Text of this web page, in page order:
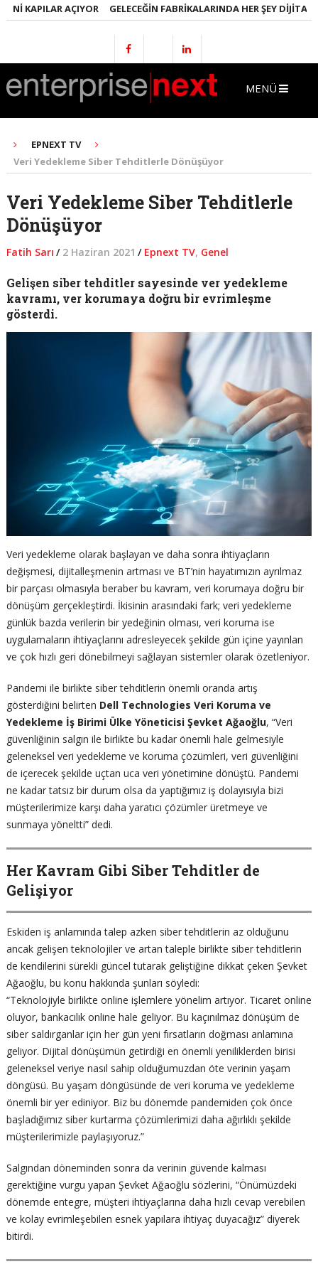
KAPILAR AÇIYOR GELECEĞIN FABRIKALARINDA HER ŞEY DIJITAL
MENÜ
EPNEXT TV
Veri Yedekleme Siber Tehditlerle Dönüşüyor
Veri Yedekleme Siber Tehditlerle
Dönüşüyor
Fatih Sarı / 2 Haziran 2021 / Epnext TV, Genel
Gelişen siber tehditler sayesinde ver yedekleme
kavramı, ver korumaya doğru bir evrimleşme
gösterdi.
Veri yedekleme olarak başlayan ve daha sonra ihtiyaçların
değişmesi, dijitalleşmenin artması ve BT’nin hayatımızın ayrılmaz
bir parçası olmasıyla beraber bu kavram, veri korumaya doğru bir
dönüşüm gerçekleştirdi. İkisinin arasındaki fark; veri yedekleme
günlük bazda verilerin bir yedeğinin olması, veri koruma ise
uygulamaların ihtiyaçlarını adresleyecek şekilde gün içine yayınlan
ve çok hızlı geri dönebilmeyi sağlayan sistemler olarak özetleniyor.
Pandemi ile birlikte siber tehditlerin önemli oranda artış
gösterdiğini belirten Dell Technologies Veri Koruma ve
Yedekleme İş Birimi Ülke Yöneticisi Şevket Ağaoğlu, “Veri
güvenliğinin salgın ile birlikte bu kadar önemli hale gelmesiyle
geleneksel veri yedekleme ve koruma çözümleri, veri güvenliğini
de içerecek şekilde uçtan uca veri yönetimine dönüştü. Pandemi
ne kadar tatsız bir durum olsa da yaptığımız iş dolayısıyla bizi
müşterilerimize karşı daha yaratıcı çözümler üretmeye ve
sunmaya yöneltti” dedi.
Her Kavram Gibi Siber Tehditler de
Gelişiyor
Eskiden iş anlamında talep azken siber tehditlerin az olduğunu
ancak gelişen teknolojiler ve artan taleple birlikte siber tehditlerin
de kendilerini sürekli güncel tutarak geliştiğine dikkat çeken Şevket
Ağaoğlu, bu konu hakkında şunları söyledi:
“Teknolojiyle birlikte online işlemlere yönelim artıyor. Ticaret online
oluyor, bankacılık online hale geliyor. Bu kaçınılmaz dönüşüm de
siber saldırganlar için her gün yeni fırsatların doğması anlamına
geliyor. Dijital dönüşümün getirdiği en önemli yeniliklerden birisi
geleneksel veriye nasıl sahip olduğumuzdan öte verinin yaşam
döngüsü. Bu yaşam döngüsünde de veri koruma ve yedekleme
önemli bir yer ediniyor. Biz bu dönemde pandemiden çok önce
başladığımız siber kurtarma çözümlerimizi daha ağırlıklı şekilde
müşterilerimizle paylaşıyoruz.”
Salgından döneminden sonra da verinin güvende kalması
gerektiğine vurgu yapan Şevket Ağaoğlu sözlerini, “Önümüzdeki
dönemde entegre, müşteri ihtiyaçlarına daha hızlı cevap verebilen
ve kolay evrimleşebilen esnek yapılara ihtiyaç duyacağız” diyerek
bitirdi.